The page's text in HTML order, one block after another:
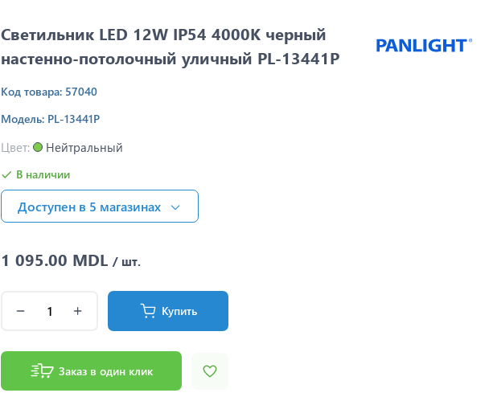
Светильник LED 12W IP54 4000K черный
настенно-потолочный уличный PL-13441P
Код товара: 57040
Модель: PL-13441P
Цвет: Нейтральный
В наличии
Доступен в 5 магазинах
1 095.00 MDL/ шт.
Купить
Заказ в один клик